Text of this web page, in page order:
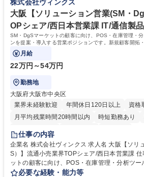
学歴・資格 学歴：大学院 大学 高専 短大 専修学
株式会社ヴィンクス
大阪【ソリューション営業(SM・
OPシェア/西日本営業課 IT/通信製
SM・DgSマーケットの顧客に向け、POS・在庫管理・
ンを提案・導入する営業ポジションです。新規顧客開拓
いただきます。
月給
22万円～54万円
勤務地
大阪府大阪市中央区
業界未経験歓迎
年間休日120日以上
資格
月平均残業時間20時間以内
時短勤務あり
完全週休2日制
仕事の内容
企業名 株式会社ヴィンクス 求人名 大阪【ソリューション営業（SM・Dg
S）】流通小売業界TOPシェア/西日本営業課 仕事の内容 SM・DgSマーケ
ットの顧客に向け、POS・在庫管理・分析ツ
を提案・導入する営業ポジションです。新規顧
必要な経験・能力等